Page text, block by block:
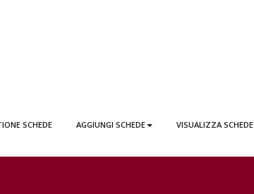
SCHEDE AGGIUNGI SCHEDE VISUALIZZA SCHEDE